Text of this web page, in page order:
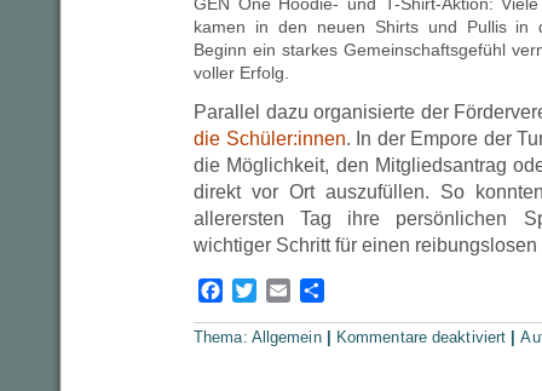
GEN One Hoodie- und T-Shirt-Aktion:
kamen in den neuen Shirts und Pullis in
Beginn ein starkes Gemeinschaftsgefühl
voller Erfolg.
Parallel dazu organisierte der
die Schüler:innen. In der Empore der
die Möglichkeit, den Mitgliedsantrag
direkt vor Ort auszufüllen. So
allerersten Tag ihre persönlichen
wichtiger Schritt für einen
Facebook
TwitterEmail
Thema: Allgemein Kommentare deaktiviertfür
Ein
|